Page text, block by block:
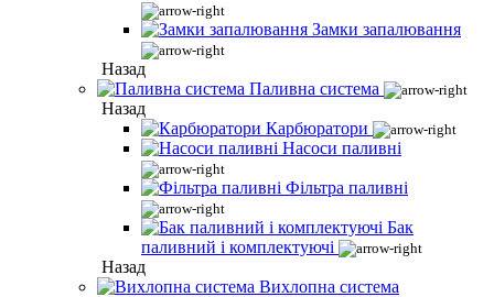
Замки запалювання
Назад
Паливна система
Назад
Карбюратори
Насоси паливні
Фільтра паливні
Бак
паливний і комплектуючі
Назад
Вихлопна система